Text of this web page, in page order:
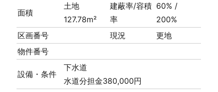
面積
土地
127.78m²
建蔽率/容積
率
60% /
200%
区画番号
現況
更地
物件番号
設備・条件
下水道
水道分担金380,000円